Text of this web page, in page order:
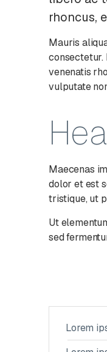
rhoncus,
Mauris
consectetur.
venenatis
vulputate
Maecenas
dolor et est
tristique, ut
Ut
sed
Lorem